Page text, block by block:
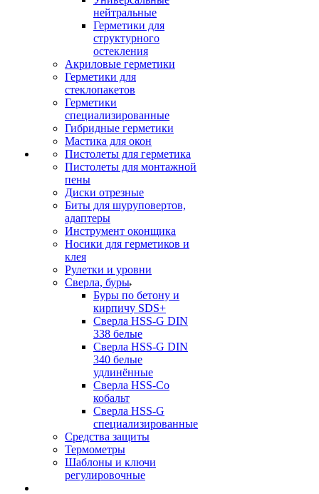
нейтральные
Герметики для
структурного
остекления
Акриловые герметики
Герметики для
стеклопакетов
Герметики
специализированные
Гибридные герметики
Мастика для окон
Пистолеты для герметика
Пистолеты для монтажной
пены
Диски отрезные
Биты для шуруповертов,
адаптеры
Инструмент оконщика
Носики для герметиков и
клея
Рулетки и уровни
Сверла, буры
Буры по бетону и
кирпичу SDS+
Сверла HSS-G DIN
338 белые
Сверла HSS-G DIN
340 белые
удлинённые
Сверла HSS-Co
кобальт
Сверла HSS-G
специализированные
Средства защиты
Термометры
Шаблоны и ключи
регулировочные